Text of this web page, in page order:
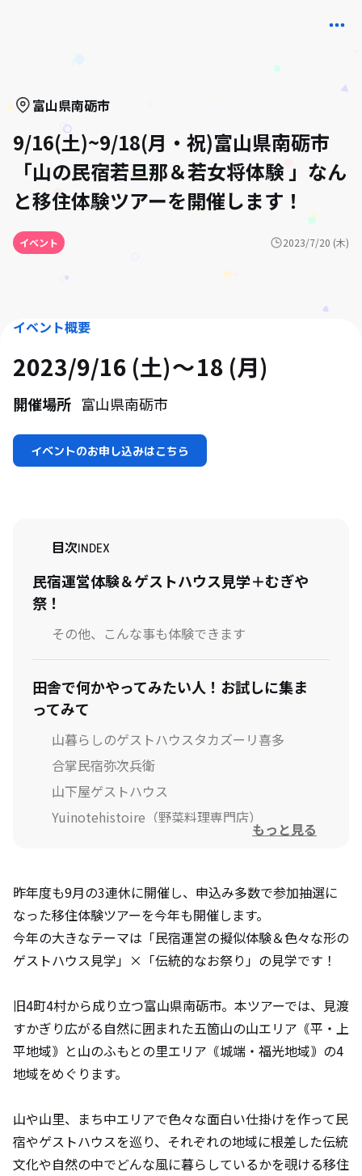
富山県南砺市
9/16(土)~9/18(月・祝)富山県南砺市
「山の民宿若旦那＆若女将体験 」なん
と移住体験ツアーを開催します！
イベント 2023/7/20 (木)
イベント概要
2023/9/16 (土) 18 (月)
開催場所 富山県南砺市
イベントのお申し込みはこちら
目次INDEX
民宿運営体験＆ゲストハウス見学＋むぎや
祭！
その他、こんな事も体験できます
田舎で何かやってみたい人！お試しに集ま
ってみて
山暮らしのゲストハウスタカズーリ喜多
合掌民宿弥次兵衛
山下屋ゲストハウス
Yuinotehistoire（野菜料理専門店）
ログログファームの農場見学＆ピザ作りでラン
チ！
イベント・ツアー内容
スケジュール
なんと未来支援センターが紹介する南砺市
ってこんなところ！
もっと見る
昨年度も9月の3連休に開催し、申込み多数で参加抽選に
なった移住体験ツアーを今年も開催します。
今年の大きなテーマは「民宿運営の擬似体験＆色々な形の
ゲストハウス見学」×「伝統的なお祭り」の見学です！
旧4町4村から成り立つ富山県南砺市。本ツアーでは、見渡
すかぎり広がる自然に囲まれた五箇山の山エリア｟平・上
平地域｠と山のふもとの里エリア｟城端・福光地域｠の4
地域をめぐります。
山や山里、まち中エリアで色々な面白い仕掛けを作って民
宿やゲストハウスを巡り、それぞれの地域に根差した伝統
文化や自然の中でどんな風に暮らしているかを覗ける移住